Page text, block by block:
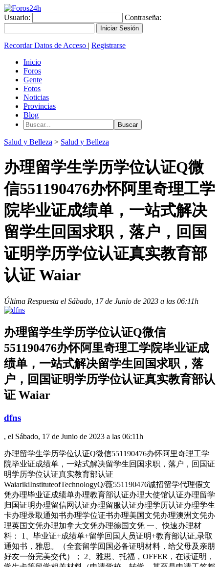
Usuario: Contraseña:
Recordar Datos de Acceso | Registrarse
Inicio
Foros
Gente
Fotos
Noticias
Provincias
Blog
Salud y Belleza > Salud y Belleza
办理留学生学历学位认证Q微
信551190476办怀阿里奇理工学
院毕业证成绩单，一站式解决
留学生回国求职，落户，回国
证明学历学位认证真实教育部
认证 Waiar
Última Respuesta el Sábado, 17 de Junio de 2023 a las 06:11h
办理留学生学历学位认证Q微信
551190476办怀阿里奇理工学院毕业证成
绩单，一站式解决留学生回国求职，落
户，回国证明学历学位认证真实教育部认
证 Waiar
dfns
, el Sábado, 17 de Junio de 2023 a las 06:11h
办理留学生学历学位认证Q微信551190476办怀阿里奇理工学
院毕业证成绩单，一站式解决留学生回国求职，落户，回国证
明学历学位认证真实教育部认证
WaiarikiInstituteofTechnologyQ/薇551190476诚招留学代理假文
凭办理毕业证成绩单办理教育部认证办理大使馆认证办理留学
归国证明办理留信网认证办理留服认证办理学历认证办理学生
卡办理录取通知书办理学位证书办理美国文凭办理澳洲文凭办
理英国文凭办理加拿大文凭办理德国文凭 一、快速办理材
料： 1、毕业证+成绩单+留学回国人员证明+教育部认证,录取
通知书，雅思。（全套留学回国必备证明材料，给父母及亲朋
好友一份完美交代）； 2、雅思、托福，OFFER，在读证明，